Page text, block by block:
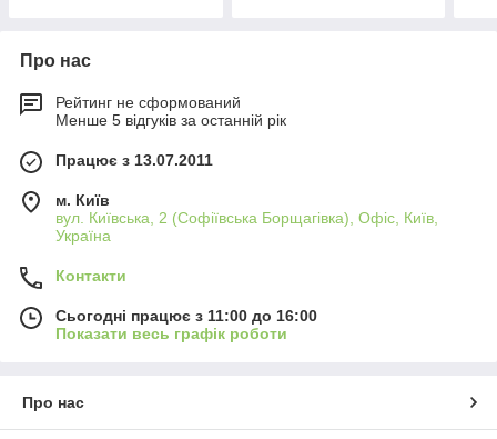
Про нас
Рейтинг не сформований
Менше 5 відгуків за останній рік
Працює з 13.07.2011
м. Київ
вул. Київська, 2 (Софіївська Борщагівка), Офіс, Київ,
Україна
Контакти
Сьогодні працює з 11:00 до 16:00
Показати весь графік роботи
Про нас